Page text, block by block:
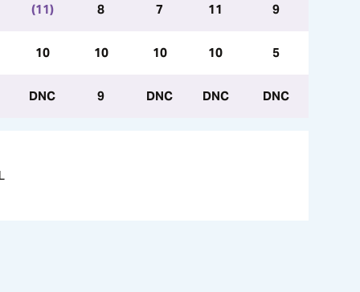
(11) 8 7 11 9
10 10 10 10 5
DNC 9 DNC DNC DNC